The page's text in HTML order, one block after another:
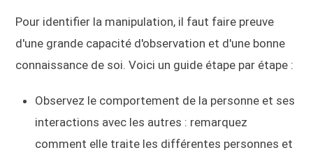
Pour identifier la manipulation, il faut faire preuve
d'une grande capacité d'observation et d'une bonne
connaissance de soi. Voici un guide étape par étape :
Observez le comportement de la personne et ses
interactions avec les autres : remarquez
comment elle traite les différentes personnes et